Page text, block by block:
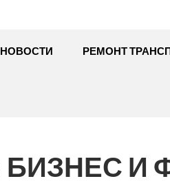
НОВОСТИ РЕМОНТ
БИЗНЕС И